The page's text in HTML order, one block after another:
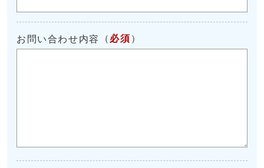
お問い合わせ内容 （ 必須 ）